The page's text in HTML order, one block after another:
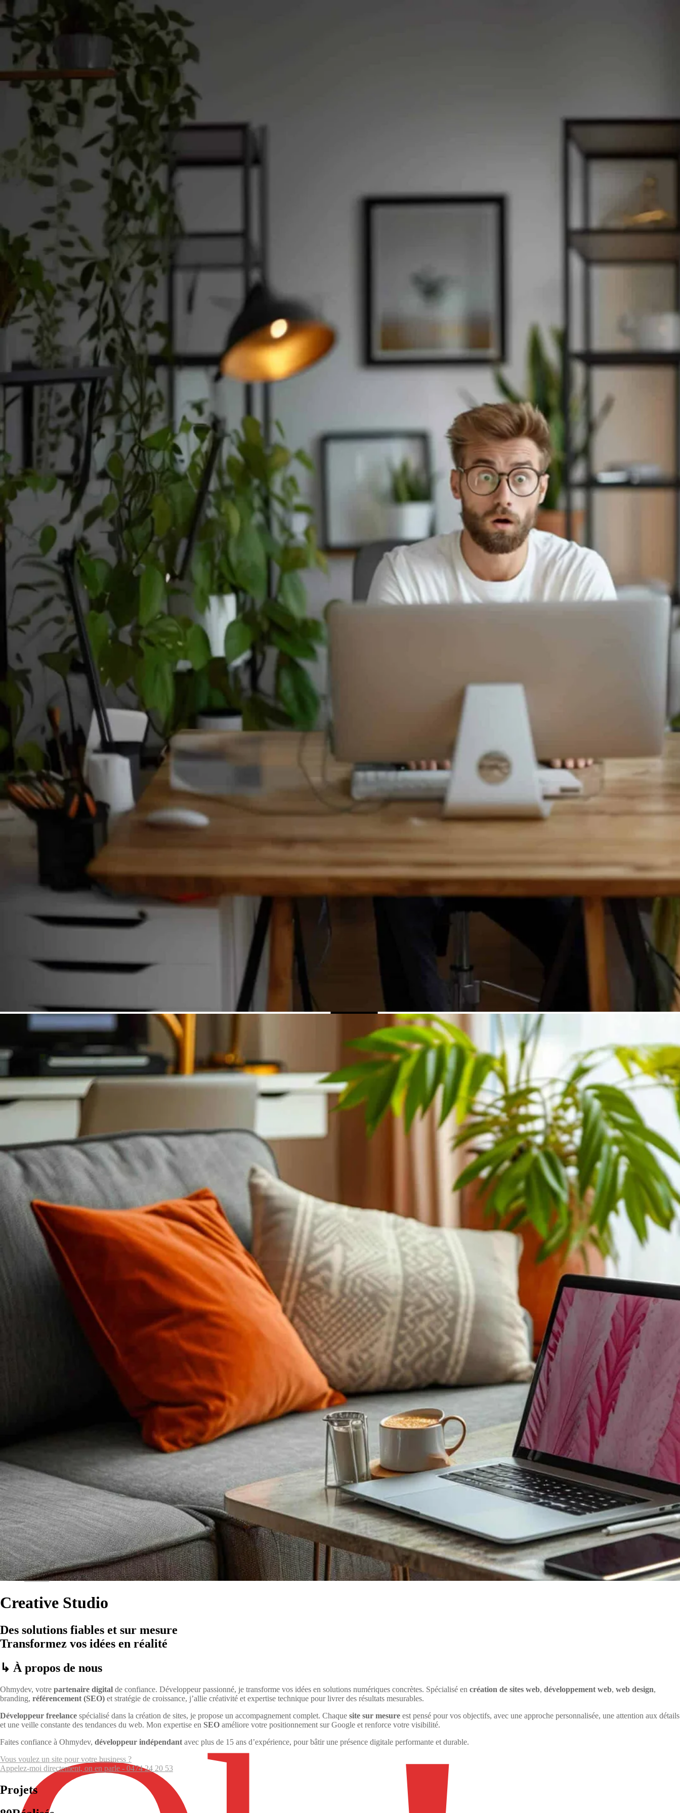
Home
À propos
Portfolio
Actualités
Contact
Home
À propos
Services
Portfolio
Études de cas
Agents IA
Appeler maintenant
Home
Services
Portfolio
Actualités
Blog
Études de cas
Agents IA
Contact
Creative Studio
Des solutions fiables et sur mesure
Transformez vos idées en réalité
↳ À propos de nous
Ohmydev, votre partenaire digital de confiance. Développeur passionné, je transforme vos idées en solutions numériques concrètes. Spécialisé en création de sites web, développement web, web design,
branding, référencement (SEO) et stratégie de croissance, j’allie créativité et expertise technique pour livrer des résultats mesurables.
Développeur freelance spécialisé dans la création de sites, je propose un accompagnement complet. Chaque site sur mesure est pensé pour vos objectifs, avec une approche personnalisée, une attention aux détails
et une veille constante des tendances du web. Mon expertise en SEO améliore votre positionnement sur Google et renforce votre visibilité.
Faites confiance à Ohmydev, développeur indépendant avec plus de 15 ans d’expérience, pour bâtir une présence digitale performante et durable.
Vous voulez un site pour votre business ?
Appelez-moi directement, on en parle - 0474 24 20 53
Projets